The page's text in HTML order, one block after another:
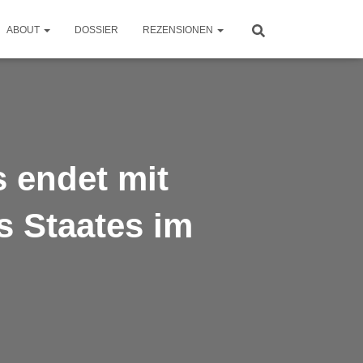
ABOUT DOSSIER REZENSIONEN
endet mit
Staates im